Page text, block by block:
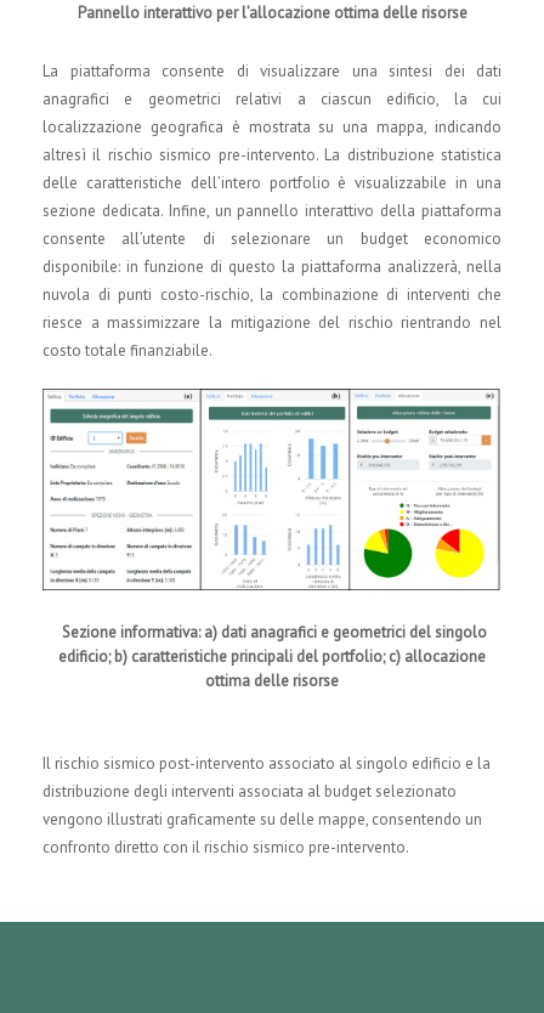
Pannello interattivo per l’allocazione ottima delle risorse
La piattaforma consente di visualizzare una sintesi dei dati
anagrafici e geometrici relativi a ciascun edificio, la cui
localizzazione geografica è mostrata su una mappa, indicando
altresì il rischio sismico pre-intervento. La distribuzione statistica
delle caratteristiche dell’intero portfolio è visualizzabile in una
sezione dedicata. Infine, un pannello interattivo della piattaforma
consente all’utente di selezionare un budget economico
disponibile: in funzione di questo la piattaforma analizzerà, nella
nuvola di punti costo-rischio, la combinazione di interventi che
riesce a massimizzare la mitigazione del rischio rientrando nel
costo totale finanziabile.
Sezione informativa: a) dati anagrafici e geometrici del singolo
edificio; b) caratteristiche principali del portfolio; c) allocazione
ottima delle risorse
Il rischio sismico post-intervento associato al singolo edificio e la
distribuzione degli interventi associata al budget selezionato
vengono illustrati graficamente su delle mappe, consentendo un
confronto diretto con il rischio sismico pre-intervento.